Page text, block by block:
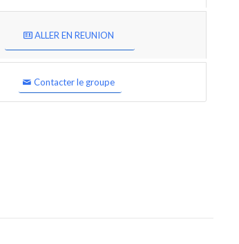
ALLER EN REUNION
Contacter le groupe